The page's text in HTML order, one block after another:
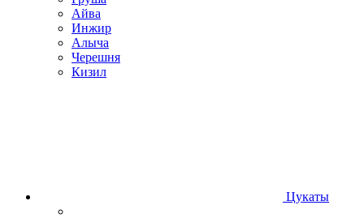
Айва
Инжир
Алыча
Черешня
Кизил
Цукаты